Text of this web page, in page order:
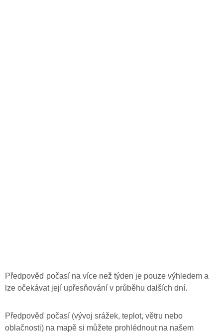
Předpověď počasí na více než týden je pouze výhledem a
lze očekávat její upřesňování v průběhu dalších dní.
Předpověď počasí (vývoj srážek, teplot, větru nebo
oblačnosti) na mapě si můžete prohlédnout na našem